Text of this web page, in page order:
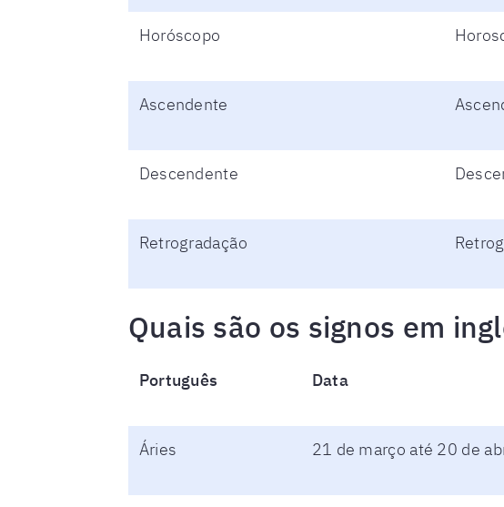
Horóscopo
Ascendente
Descendente
Retrogradação
Quais são os signos em
Português Data
Áries 21 de março até 20 de